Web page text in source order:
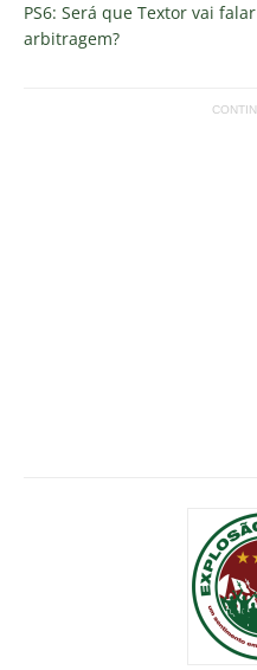
PS6: Será que Textor vai
arbitragem?